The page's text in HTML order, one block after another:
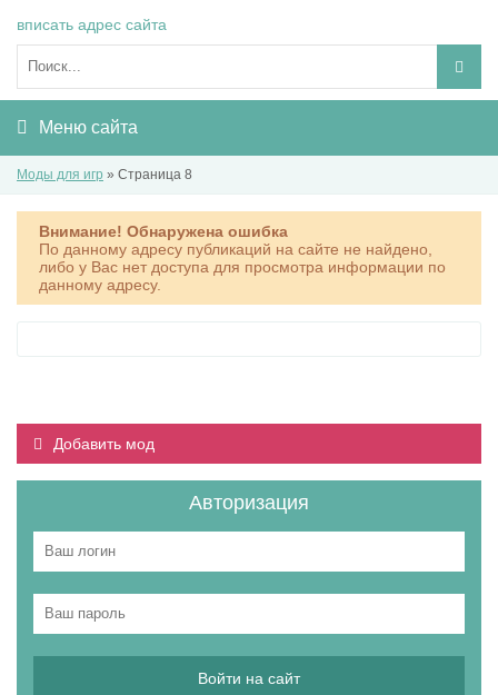
вписать адрес сайта
Меню сайта
Моды для игр » Страница 8
Внимание! Обнаружена ошибка
По данному адресу публикаций на сайте не найдено,
либо у Вас нет доступа для просмотра информации по
данному адресу.
Добавить мод
Авторизация
Войти на сайт